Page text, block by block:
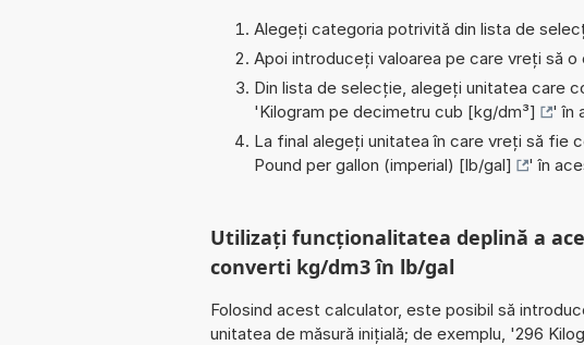
Alegeți categoria potrivită din lista de
Apoi introduceți valoarea pe care vreți să
Din lista de selecție, alegeți unitatea care
'Kilogram pe decimetru cub [kg/dm³]
' în
La final alegeți unitatea în care vreți să fie
Pound per gallon (imperial) [lb/gal]
' în
Utilizați funcționalitatea deplină a
converti kg/dm3 în lb/gal
Folosind acest calculator, este posibil să
unitatea de măsură inițială; de exemplu, '296